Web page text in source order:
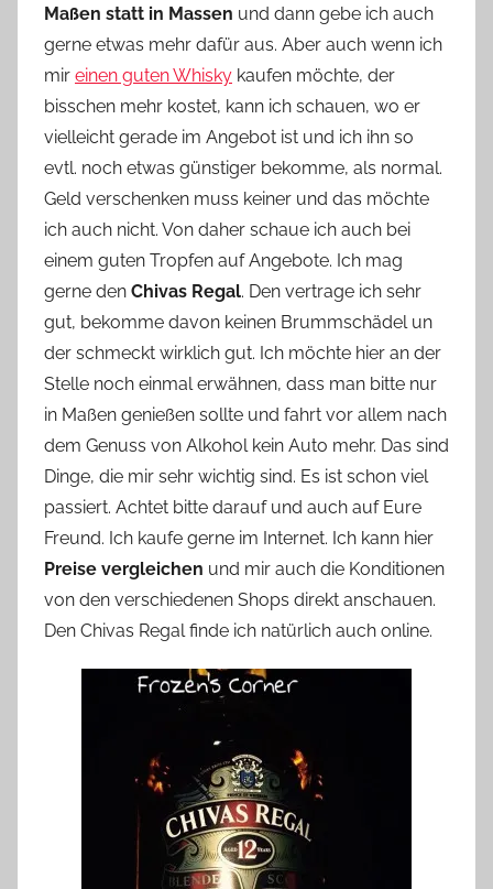
o
n
n
e
Maßen statt in Massen und dann gebe ich auch
gerne etwas mehr dafür aus. Aber auch wenn ich
mir einen guten Whisky kaufen möchte, der
bisschen mehr kostet, kann ich schauen, wo er
vielleicht gerade im Angebot ist und ich ihn so
evtl. noch etwas günstiger bekomme, als normal.
Geld verschenken muss keiner und das möchte
ich auch nicht. Von daher schaue ich auch bei
einem guten Tropfen auf Angebote. Ich mag
gerne den Chivas Regal. Den vertrage ich sehr
gut, bekomme davon keinen Brummschädel un
der schmeckt wirklich gut. Ich möchte hier an der
Stelle noch einmal erwähnen, dass man bitte nur
in Maßen genießen sollte und fahrt vor allem nach
dem Genuss von Alkohol kein Auto mehr. Das sind
Dinge, die mir sehr wichtig sind. Es ist schon viel
passiert. Achtet bitte darauf und auch auf Eure
Freund. Ich kaufe gerne im Internet. Ich kann hier
Preise vergleichen und mir auch die Konditionen
von den verschiedenen Shops direkt anschauen.
Den Chivas Regal finde ich natürlich auch online.